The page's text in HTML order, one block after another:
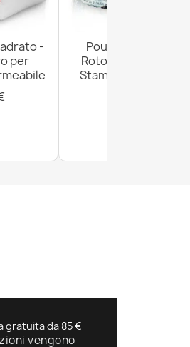
-
per
Pouf Poggiapiedi
Rotondo - Tessuto
Stampato Premium
gratuita da 85 €
vengono